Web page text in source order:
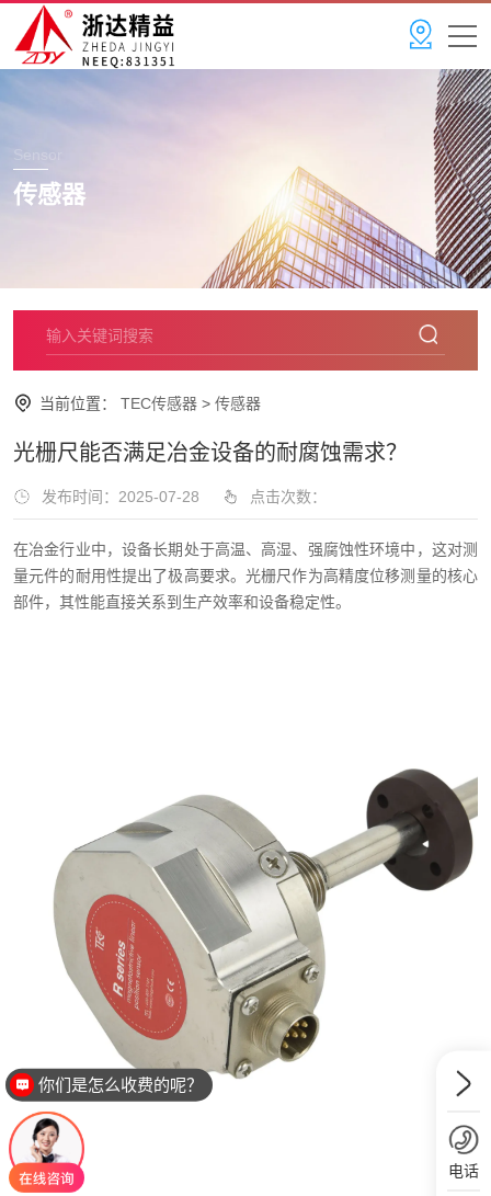
Sensor
传感器
当前位置： TEC传感器 > 传感器
光栅尺能否满足冶金设备的耐腐蚀需求？
发布时间：2025-07-28 点击次数：
在冶金行业中，设备长期处于高温、高湿、强腐蚀性环境中，这对测
量元件的耐用性提出了极高要求。光栅尺作为高精度位移测量的核心
部件，其性能直接关系到生产效率和设备稳定性。
电话
你们是怎么收费的呢？